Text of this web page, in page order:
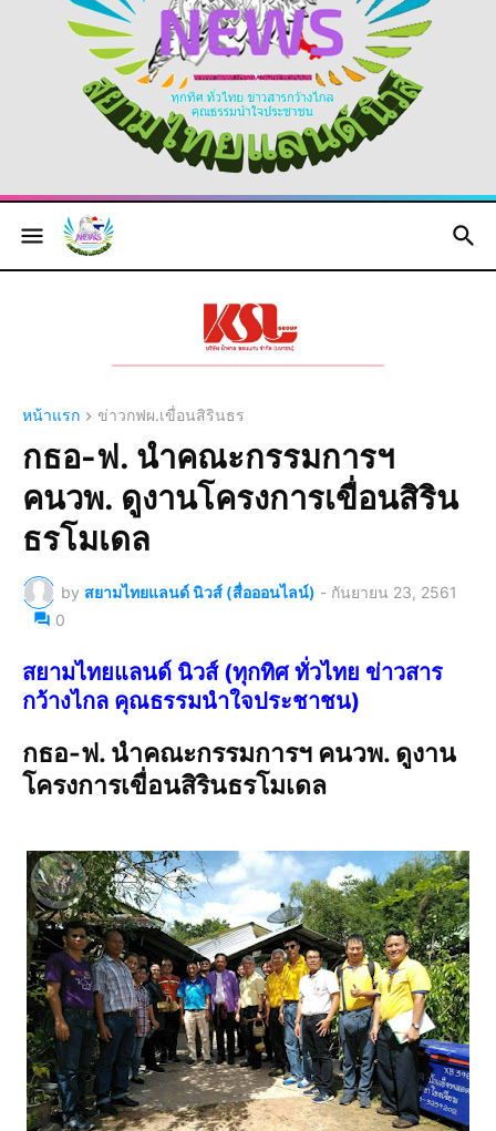
หน้าแรก ข่าวกฟผ.เขื่อนสิรินธร
กธอ-ฟ. นำคณะกรรมการฯ
คนวพ. ดูงานโครงการเขื่อนสิริน
ธรโมเดล
by สยามไทยแลนด์ นิวส์ (สื่อออนไลน์) - กันยายน 23, 2561
0
สยามไทยแลนด์ นิวส์ (ทุกทิศ ทั่วไทย ข่าวสาร
กว้างไกล คุณธรรมนำใจประชาชน)
กธอ-ฟ. นำคณะกรรมการฯ คนวพ. ดูงาน
โครงการเขื่อนสิรินธรโมเดล